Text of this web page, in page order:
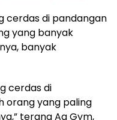
cerdas di pandangan
yang banyak
banyak
cerdas di
orang yang paling
terang Aa Gym,